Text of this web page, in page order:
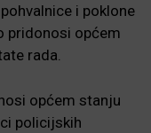
i poklone
pridonosi općem
rada.
općem stanju
policijskih